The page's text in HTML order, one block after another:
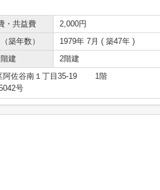
・共益費
2,000円
築年数）
1979年 7月 ( 築47年 )
階建 2階建
阿佐谷南１丁目35-19 1階
号